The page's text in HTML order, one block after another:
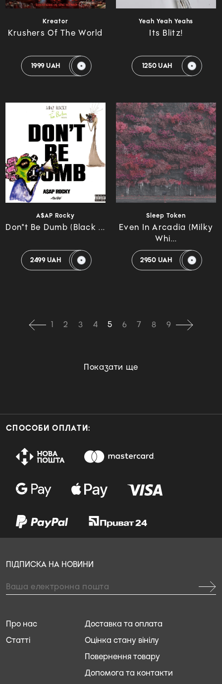
Kreator
Krushers Of The World
1999 UAH
Yeah Yeah Yeahs
Its Blitz!
1250 UAH
A$AP Rocky
Don"t Be Dumb (Black ...
2499 UAH
Sleep Token
Even In Arcadia (Milky
Whi...
2950 UAH
1 2 3 4 5 6 7 8 9
Показати ще
СПОСОБИ ОПЛАТИ:
Доставка та оплата
Оцінка стану вінілу
Повернення товару
Допомога та контакти
Про нас
Статті
ПІДПИСКА НА НОВИНИ